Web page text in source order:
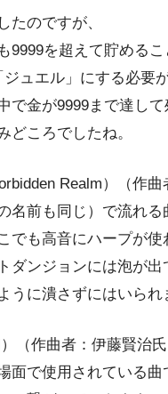
たのですが、
を超えて貯めるこ
ュエル」にする必要
で金が9999まで達し
どころでしたね。
Realm）（作曲
前も同じ）で流れる
も高音にハープが使
ダンジョンには泡が出
うに潰さずにはいられ
（作曲者：伊藤賢治氏
で使用されている曲